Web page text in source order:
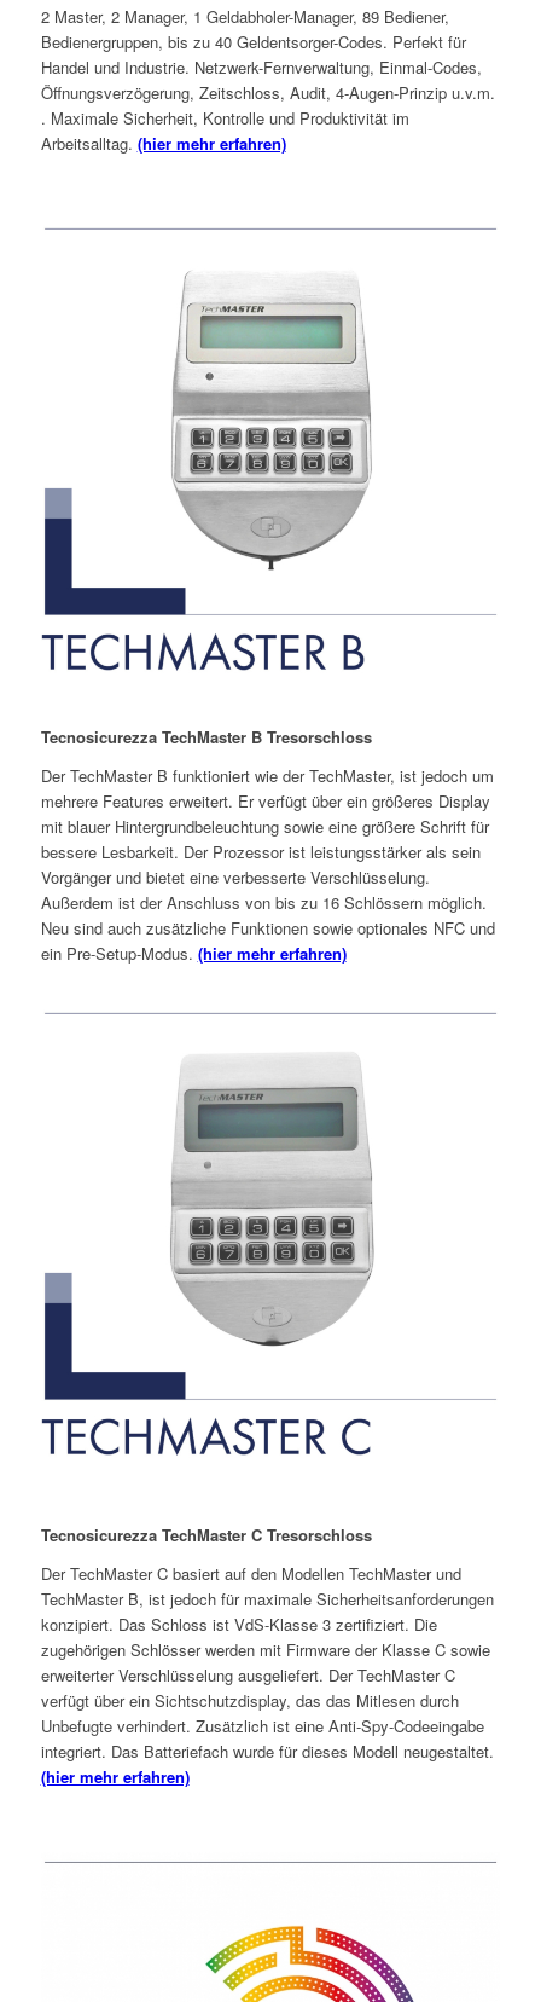
2 Master, 2 Manager, 1 Geldabholer-Manager, 89 Bediener,
Bedienergruppen, bis zu 40 Geldentsorger-Codes. Perfekt für
Handel und Industrie. Netzwerk-Fernverwaltung, Einmal-Codes,
Öffnungsverzögerung, Zeitschloss, Audit, 4-Augen-Prinzip u.v.m.
. Maximale Sicherheit, Kontrolle und Produktivität im
Arbeitsalltag. (hier mehr erfahren)
Tecnosicurezza TechMaster B Tresorschloss
Der TechMaster B funktioniert wie der TechMaster, ist jedoch um
mehrere Features erweitert. Er verfügt über ein größeres Display
mit blauer Hintergrundbeleuchtung sowie eine größere Schrift für
bessere Lesbarkeit. Der Prozessor ist leistungsstärker als sein
Vorgänger und bietet eine verbesserte Verschlüsselung.
Außerdem ist der Anschluss von bis zu 16 Schlössern möglich.
Neu sind auch zusätzliche Funktionen sowie optionales NFC und
ein Pre-Setup-Modus. (hier mehr erfahren)
Tecnosicurezza TechMaster C Tresorschloss
Der TechMaster C basiert auf den Modellen TechMaster und
TechMaster B, ist jedoch für maximale Sicherheitsanforderungen
konzipiert. Das Schloss ist VdS-Klasse 3 zertifiziert. Die
zugehörigen Schlösser werden mit Firmware der Klasse C sowie
erweiterter Verschlüsselung ausgeliefert. Der TechMaster C
verfügt über ein Sichtschutzdisplay, das das Mitlesen durch
Unbefugte verhindert. Zusätzlich ist eine Anti-Spy-Codeeingabe
integriert. Das Batteriefach wurde für dieses Modell neugestaltet.
(hier mehr erfahren)